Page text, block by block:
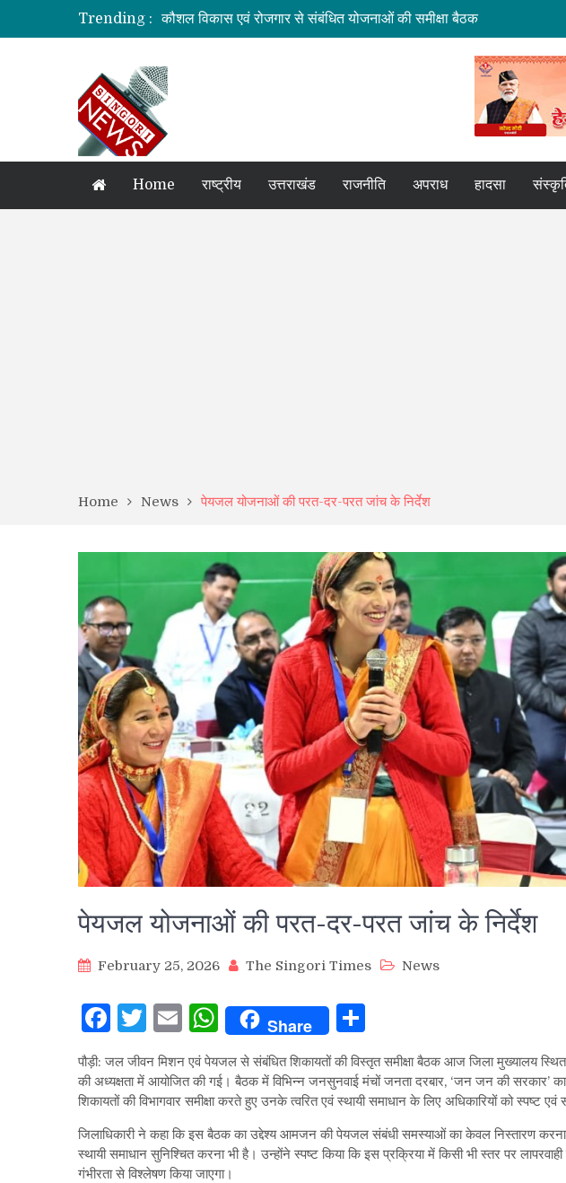
Trending :
कौशल विकास एवं रोजगार से संबंधित योजनाओं की समीक्षा बैठक
जिलाधिकारी की अध्यक्षता में आयोजित हुई वन भूमि हस्तांतरण की बैठक
बनबसा रेलवे स्टेशन पर अब रुकेगी अमृतसर–टनकपुर एक्सप्रेस
दुःखदः वाहन दुर्घटनाग्रस्त, पांच की मौत
Home राष्ट्रीय उत्तराखंड राजनीति अपराध हादसा
Home News पेयजल योजनाओं की परत-दर-परत जांच के निर्देश
पेयजल योजनाओं की परत-दर-परत जांच के निर्देश
February 25, 2026 The Singori Times News
Facebook
Twitter
EmailWhatsApp
Share
पौड़ी: जल जीवन मिशन एवं पेयजल से संबंधित शिकायतों की विस्तृत समीक्षा बैठक आज जिला मुख्यालय स्थित
की अध्यक्षता में आयोजित की गई। बैठक में विभिन्न जनसुनवाई मंचों जनता दरबार, ‘जन जन की सरकार’
शिकायतों की विभागवार समीक्षा करते हुए उनके त्वरित एवं स्थायी समाधान के लिए अधिकारियों को स्पष्ट एवं
जिलाधिकारी ने कहा कि इस बैठक का उद्देश्य आमजन की पेयजल संबंधी समस्याओं का केवल निस्तारण करना
स्थायी समाधान सुनिश्चित करना भी है। उन्होंने स्पष्ट किया कि इस प्रक्रिया में किसी भी स्तर पर
गंभीरता से विश्लेषण किया जाएगा।